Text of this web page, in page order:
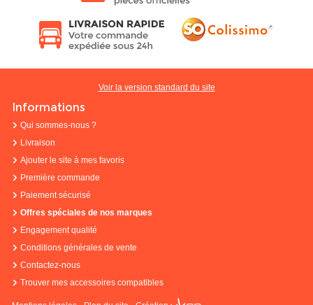
Voir la version standard du site
Informations
Qui sommes-nous ?
Livraison
Ajouter le site à mes favoris
Première commande
Paiement sécurisé
Offres spéciales de nos marques
Engagement qualité
Conditions générales de vente
Contactez-nous
Trouver mes accessoires compatibles